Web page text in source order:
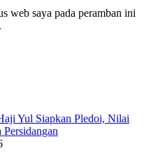
web saya pada peramban ini
Yul Siapkan Pledoi, Nilai
Persidangan